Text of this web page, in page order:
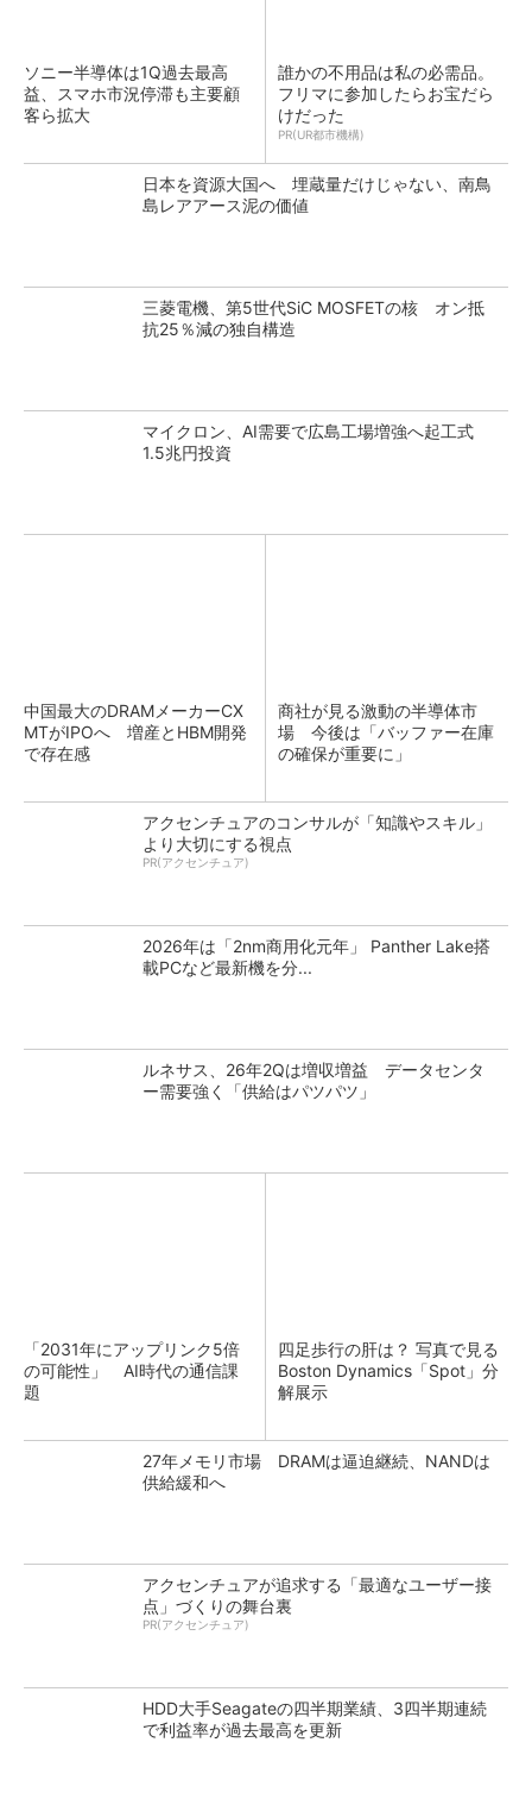
ソニー半導体は1Q過去最高
益、スマホ市況停滞も主要顧
客ら拡大
誰かの不用品は私の必需品。
フリマに参加したらお宝だら
けだった
PR(UR都市機構)
日本を資源大国へ 埋蔵量だけじゃない、南鳥
島レアアース泥の価値
三菱電機、第5世代SiC MOSFETの核 オン抵
抗25％減の独自構造
マイクロン、AI需要で広島工場増強へ起工式
1.5兆円投資
中国最大のDRAMメーカーCX
MTがIPOへ 増産とHBM開発
で存在感
商社が見る激動の半導体市
場 今後は「バッファー在庫
の確保が重要に」
アクセンチュアのコンサルが「知識やスキル」
より大切にする視点
PR(アクセンチュア)
2026年は「2nm商用化元年」 Panther Lake搭
載PCなど最新機を分...
ルネサス、26年2Qは増収増益 データセンタ
ー需要強く「供給はパツパツ」
「2031年にアップリンク5倍
の可能性」 AI時代の通信課
題
四足歩行の肝は？ 写真で見る
Boston Dynamics「Spot」分
解展示
27年メモリ市場 DRAMは逼迫継続、NANDは
供給緩和へ
アクセンチュアが追求する「最適なユーザー接
点」づくりの舞台裏
PR(アクセンチュア)
HDD大手Seagateの四半期業績、3四半期連続
で利益率が過去最高を更新